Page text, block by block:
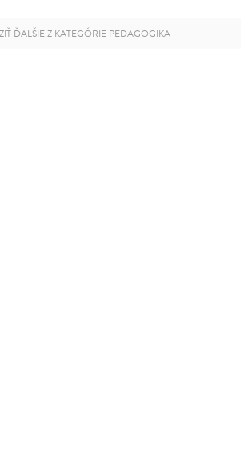
ĎALŠIE Z KATEGÓRIE PEDAGOGIKA